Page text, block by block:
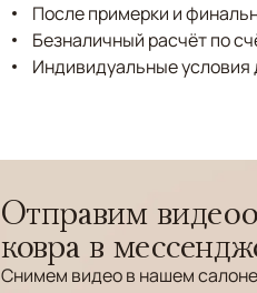
После примерки и
Безналичный расчёт по
Индивидуальные условия
Отправим
ковра в
Снимем видео в нашем